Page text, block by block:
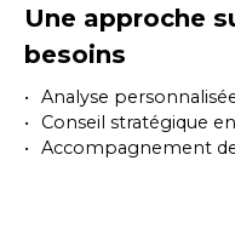
Une approche
besoins
Analyse
Conseil stratégique
Accompagnement